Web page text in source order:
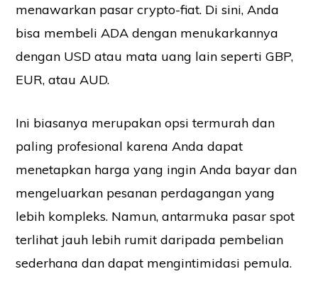
menawarkan pasar crypto-fiat. Di sini, Anda
bisa membeli ADA dengan menukarkannya
dengan USD atau mata uang lain seperti GBP,
EUR, atau AUD.
Ini biasanya merupakan opsi termurah dan
paling profesional karena Anda dapat
menetapkan harga yang ingin Anda bayar dan
mengeluarkan pesanan perdagangan yang
lebih kompleks. Namun, antarmuka pasar spot
terlihat jauh lebih rumit daripada pembelian
sederhana dan dapat mengintimidasi pemula.